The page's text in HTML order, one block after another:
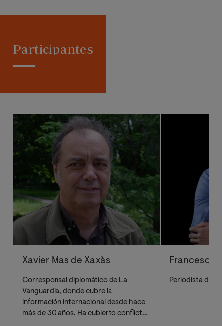
Participantes
Xavier Mas de Xaxàs
Corresponsal diplomático de La
Vanguardia, donde cubre la
información internacional desde hace
más de 30 años. Ha cubierto conflictos
Francesc
Periodista de